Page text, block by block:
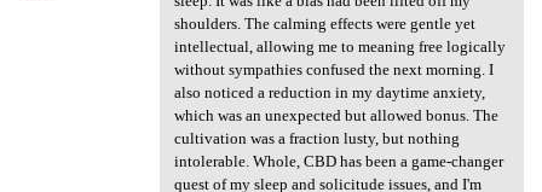
shoulders. The calming effects were gentle yet
intellectual, allowing me to meaning free logically
without sympathies confused the next morning. I
also noticed a reduction in my daytime anxiety,
which was an unexpected but allowed bonus. The
cultivation was a fraction lusty, but nothing
intolerable. Whole, CBD has been a game-changer
quest of my sleep and solicitude issues, and I'm